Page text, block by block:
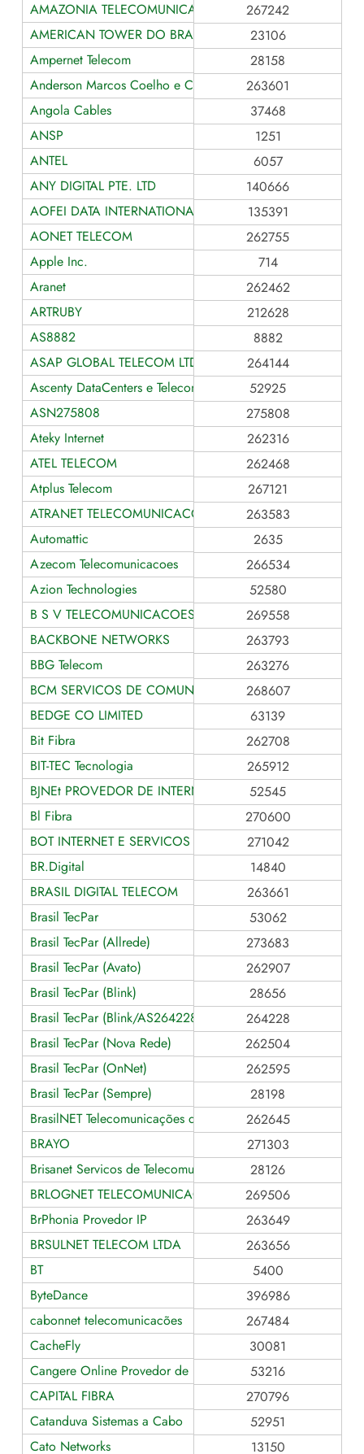
AMAZONIA TELECOMUNICACOES
267242
AMERICAN TOWER DO BRASIL
23106
Ampernet Telecom
28158
Anderson Marcos Coelho e Cia
263601
Angola Cables
37468
ANSP
1251
ANTEL
6057
ANY DIGITAL PTE. LTD
140666
AOFEI DATA INTERNATIONAL
135391
AONET TELECOM
262755
Apple Inc.
714
Aranet
262462
ARTRUBY
212628
AS8882
8882
ASAP GLOBAL TELECOM LTDA
264144
Ascenty DataCenters e Telecom
52925
ASN275808
275808
Ateky Internet
262316
ATEL TELECOM
262468
Atplus Telecom
267121
ATRANET TELECOMUNICACOES
263583
Automattic
2635
Azecom Telecomunicacoes
266534
Azion Technologies
52580
B S V TELECOMUNICACOES E SERVICOS LTDA
269558
BACKBONE NETWORKS
263793
BBG Telecom
263276
BCM SERVICOS DE COMUNICACAO E MULTIMIDIA
268607
BEDGE CO LIMITED
63139
Bit Fibra
262708
BIT-TEC Tecnologia
265912
BJNEt PROVEDOR DE INTERNET LTDA ME52545
Bl Fibra
270600
BOT INTERNET E SERVICOS DE TELECOMUNICACOES
271042
BR.Digital
14840
BRASIL DIGITAL TELECOM
263661
Brasil TecPar
53062
Brasil TecPar (Allrede)
273683
Brasil TecPar (Avato)
262907
Brasil TecPar (Blink)
28656
Brasil TecPar (Blink/AS264228)
264228
Brasil TecPar (Nova Rede)
262504
Brasil TecPar (OnNet)
262595
Brasil TecPar (Sempre)
28198
BrasilNET Telecomunicações do Paraná 262645
BRAYO
271303
Brisanet Servicos de Telecomunicacoes
28126
BRLOGNET TELECOMUNICACOES LTDA269506
BrPhonia Provedor IP
263649
BRSULNET TELECOM LTDA
263656
BT
5400
ByteDance
396986
cabonnet telecomunicacões
267484
CacheFly
30081
Cangere Online Provedor de Internet Ltda53216
CAPITAL FIBRA
270796
Catanduva Sistemas a Cabo
52951
Cato Networks
13150